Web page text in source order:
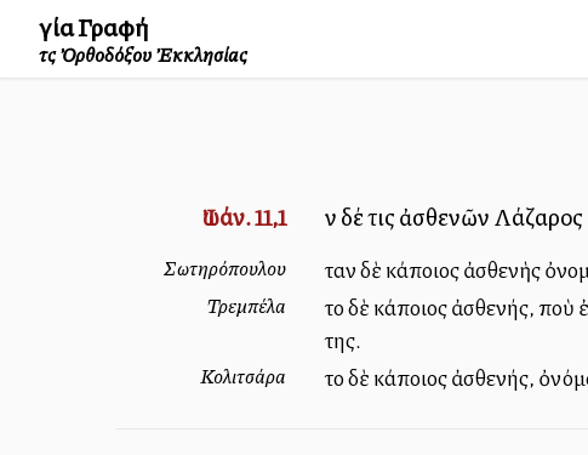
Ἁγία Γραφή
τῆς Ὀρθοδόξου Ἐκκλησίας
Ἰωάν. 11,1 Ἦν δέ τις ἀσθενῶν
Σωτηρόπουλου Ἦταν δὲ κάποιος ἀσθενὴς
Τρεμπέλα
Ἦτο δὲ κάποιος ἀσθενής,
της.
Κολιτσάρα Ἦτο δὲ κάποιος ἀσθενής,